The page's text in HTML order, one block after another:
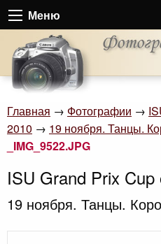
Меню
Главная → Фотографии →
2010 → 19 ноября. Танцы.
_IMG_9522.JPG
ISU Grand Prix
19 ноября. Танцы.